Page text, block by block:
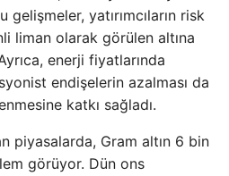
yatırımcıların risk
liman olarak görülen altına
enerji fiyatlarında
endişelerin azalması da
katkı sağladı.
piyasalarda, Gram altın 6 bin
görüyor. Dün ons